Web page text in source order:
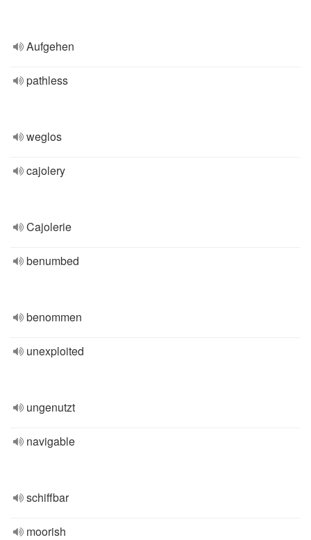
Aufgehen
pathless
weglos
cajolery
Cajolerie
benumbed
benommen
unexploited
ungenutzt
navigable
schiffbar
moorish